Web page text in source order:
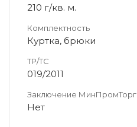
210 г/кв. м.
Комплектность
Куртка, брюки
ТР/ТС
019/2011
Заключение МинПромТорг
Нет